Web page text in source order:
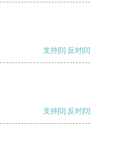
支持[0] 反对[0]
支持[0] 反对[0]